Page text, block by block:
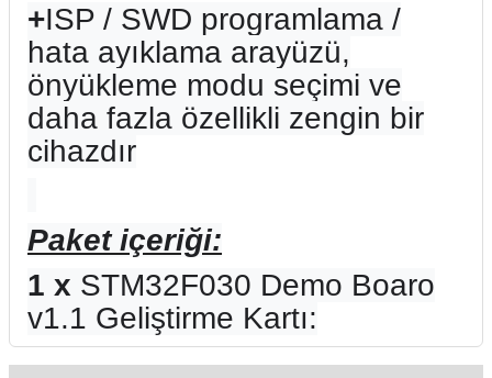
+ISP / SWD programlama /
hata ayıklama arayüzü,
önyükleme modu seçimi ve
daha fazla özellikli zengin bir
cihazdır
Paket içeriği:
1 x STM32F030 Demo Boaro
v1.1 Geliştirme Kartı: